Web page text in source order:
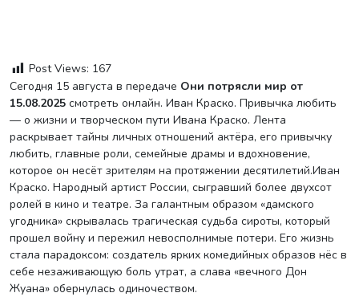
Post Views: 167
Сегодня 15 августа в передаче Они потрясли мир от
15.08.2025 смотреть онлайн. Иван Краско. Привычка любить
— о жизни и творческом пути Ивана Краско. Лента
раскрывает тайны личных отношений актёра, его привычку
любить, главные роли, семейные драмы и вдохновение,
которое он несёт зрителям на протяжении десятилетий.Иван
Краско. Народный артист России, сыгравший более двухсот
ролей в кино и театре. За галантным образом «дамского
угодника» скрывалась трагическая судьба сироты, который
прошел войну и пережил невосполнимые потери. Его жизнь
стала парадоксом: создатель ярких комедийных образов нёс в
себе незаживающую боль утрат, а слава «вечного Дон
Жуана» обернулась одиночеством.